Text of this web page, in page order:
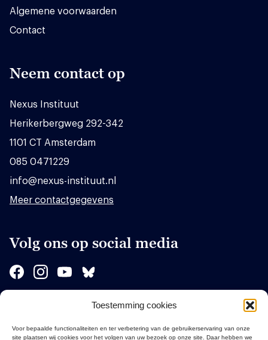
Toestemming cookies
Voor bepaalde functionaliteiten en ter verbetering van de gebruikerservaring van onze
site plaatsen wij cookies voor het volgen van uw bezoek op onze site. Daar hebben we
Algemene voorwaarden
Contact
Neem contact op
Nexus Instituut
Herikerbergweg 292-342
1101 CT Amsterdam
085 0471229
info@nexus-instituut.nl
Meer contactgegevens
Volg ons op social media